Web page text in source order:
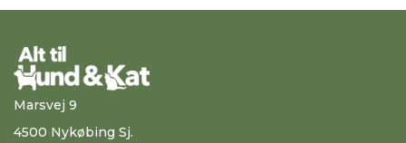
Marsvej 9
4500 Nykøbing Sj.